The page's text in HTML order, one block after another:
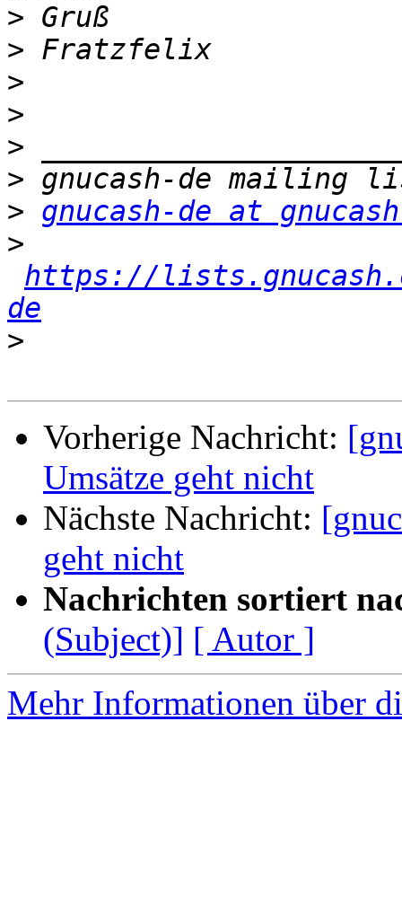
>
>
>
>
>
>
> gnucash-de at
>
https://
de
>
Vorherige Nachricht:
Umsätze geht nicht
Nächste Nachricht:
geht nicht
Nachrichten sortiert
(Subject)] [ Autor ]
Mehr Informationen über